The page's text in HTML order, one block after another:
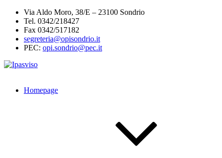
Salta
contenuto
Via Aldo Moro, 38/E – 23100 Sondrio
Tel. 0342/218427
Fax 0342/517182
segreteria@opisondrio.it
PEC: opi.sondrio@pec.it
Homepage